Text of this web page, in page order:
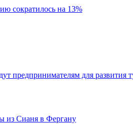
сократилось на 13%
предпринимателям для развития
из Сианя в Фергану